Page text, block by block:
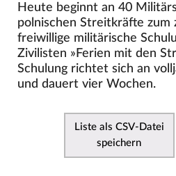
Heute beginnt an 40
polnischen Streitkräfte zum
freiwillige militärische
Zivilisten »Ferien mit den
Schulung richtet sich an
und dauert vier Wochen.
Liste als CSV-Datei
speichern